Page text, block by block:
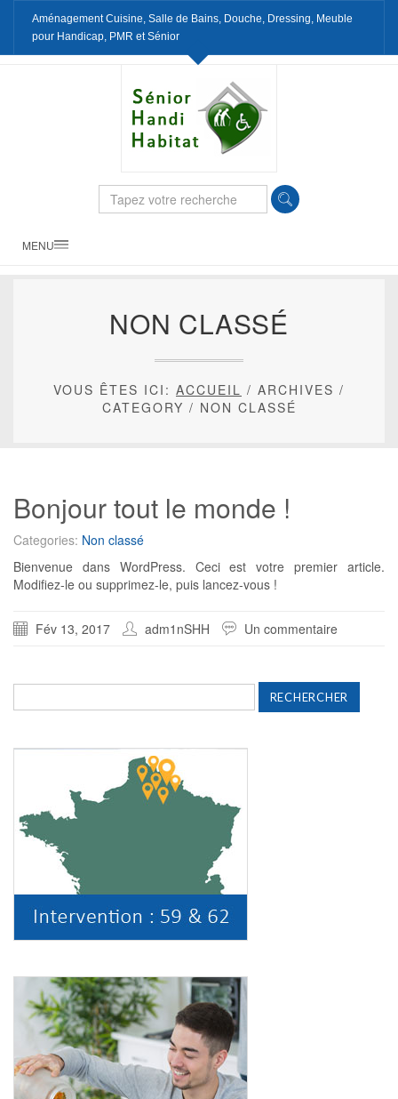
Aménagement Cuisine, Salle de Bains, Douche, Dressing, Meuble
pour Handicap, PMR et Sénior
MENU
NON CLASSÉ
VOUS ÊTES ICI: ACCUEIL / ARCHIVES /
CATEGORY / NON CLASSÉ
Bonjour tout le monde !
Categories: Non classé
Bienvenue dans WordPress. Ceci est votre premier article.
Modifiez-le ou supprimez-le, puis lancez-vous !
Fév 13, 2017 adm1nSHH Un commentaire
Rechercher :